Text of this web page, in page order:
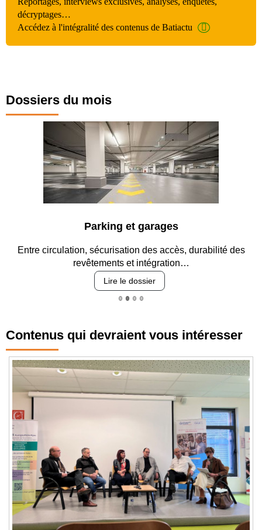
décryptages…
Accédez à l'intégralité des contenus de Batiactu
Dossiers du mois
Parking et garages
Entre circulation, sécurisation des accès, durabilité des
revêtements et intégration…
Lire le dossier
Contenus qui devraient vous intéresser